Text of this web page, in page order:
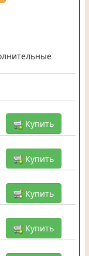
Купить
Купить
Купить
Купить